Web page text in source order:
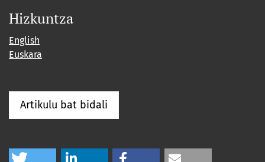
Hizkuntza
English
Euskara
Artikulu bat bidali